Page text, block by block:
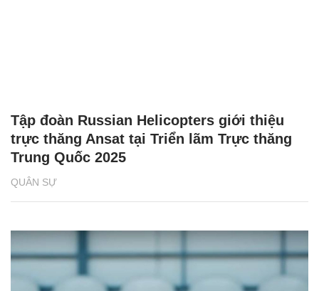
QUÂN SỰ
Tập đoàn Russian Helicopters giới thiệu
trực thăng Ansat tại Triển lãm Trực thăng
Trung Quốc 2025